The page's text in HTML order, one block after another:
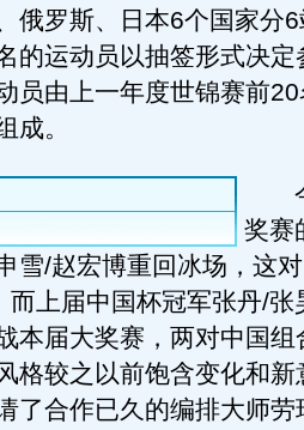
俄罗斯、日本6个国家分
的运动员以抽签形式决定
员由上一年度世锦赛前
成。
今
奖赛
雪/赵宏博重回冰场，这
而上届中国杯冠军张丹/
本届大奖赛，两对中国组
格较之以前饱含变化和新
了合作已久的编排大师劳